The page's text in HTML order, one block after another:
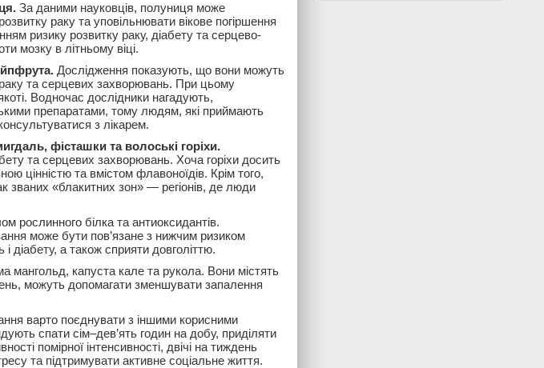
За даними науковців, полуниця може
раку та уповільнювати вікове погіршення
ризику розвитку раку, діабету та серцево-
мозку в літньому віці.
Дослідження показують, що вони можуть
раку та серцевих захворювань. При цьому
Водночас дослідники нагадують,
препаратами, тому людям, які приймають
з лікарем.
фісташки та волоські горіхи.
та серцевих захворювань. Хоча горіхи досить
цінністю та вмістом флавоноїдів. Крім того,
званих «блакитних зон» — регіонів, де люди
рослинного білка та антиоксидантів.
може бути пов’язане з нижчим ризиком
діабету, а також сприяти довголіттю.
мангольд, капуста кале та рукола. Вони містять
можуть допомагати зменшувати запалення
варто поєднувати з іншими корисними
спати сім–дев’ять годин на добу, приділяти
помірної інтенсивності, двічі на тиждень
та підтримувати активне соціальне життя.